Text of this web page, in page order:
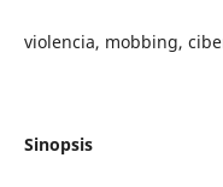
violencia, mobbing,
Sinopsis